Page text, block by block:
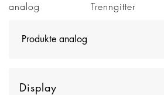
analog
Trenngitter
Produkte analog
Display